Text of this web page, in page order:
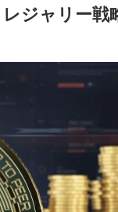
ジャリー戦